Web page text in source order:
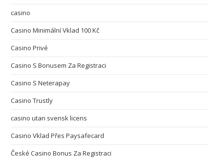
casino
Casino Minimální Vklad 100 Kč
Casino Privé
Casino S Bonusem Za Registraci
Casino S Neterapay
Casino Trustly
casino utan svensk licens
Casino Vklad Přes Paysafecard
České Casino Bonus Za Registraci